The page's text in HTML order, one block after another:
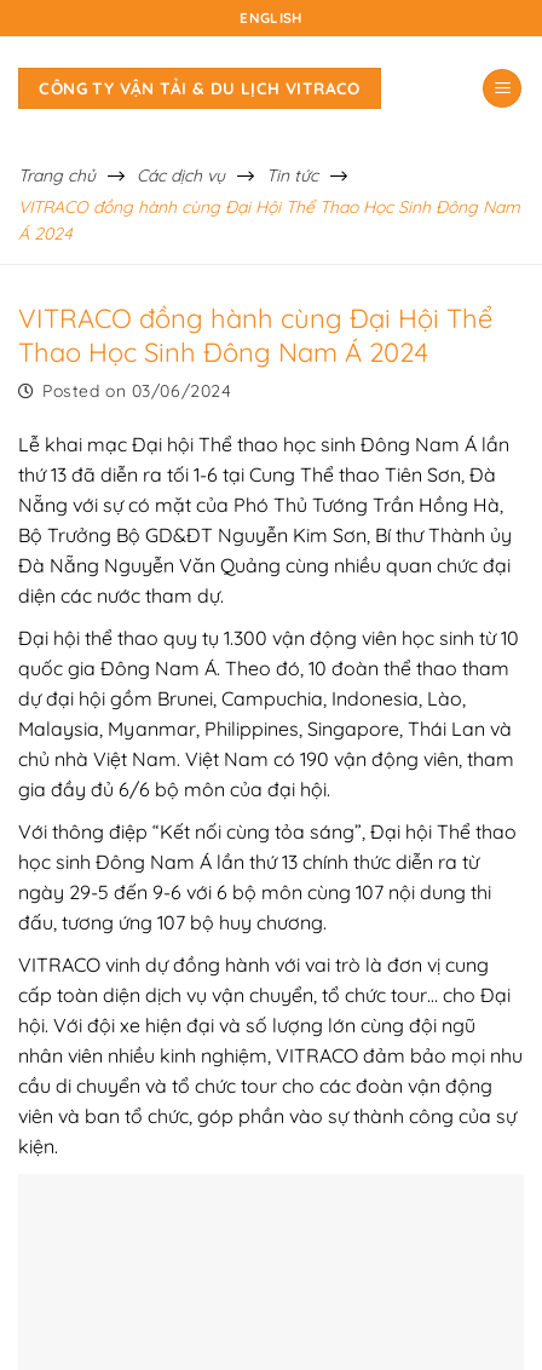
content
ENGLISH
CÔNG TY VẬN TẢI & DU LỊCH VITRACO
Trang chủ Các dịch vụ
Tin tức
VITRACO đồng hành cùng Đại Hội Thể Thao Học Sinh Đông Nam
Á 2024
VITRACO đồng hành cùng Đại Hội Thể
Thao Học Sinh Đông Nam Á 2024
Posted on 03/06/2024
Lễ khai mạc Đại hội Thể thao học sinh Đông Nam Á lần
thứ 13 đã diễn ra tối 1-6 tại Cung Thể thao Tiên Sơn, Đà
Nẵng với sự có mặt của Phó Thủ Tướng Trần Hồng Hà,
Bộ Trưởng Bộ GD&ĐT Nguyễn Kim Sơn, Bí thư Thành ủy
Đà Nẵng Nguyễn Văn Quảng cùng nhiều quan chức đại
diện các nước tham dự.
Đại hội thể thao quy tụ 1.300 vận động viên học sinh từ 10
quốc gia Đông Nam Á. Theo đó, 10 đoàn thể thao tham
dự đại hội gồm Brunei, Campuchia, Indonesia, Lào,
Malaysia, Myanmar, Philippines, Singapore, Thái Lan và
chủ nhà Việt Nam. Việt Nam có 190 vận động viên, tham
gia đầy đủ 6/6 bộ môn của đại hội.
Với thông điệp “Kết nối cùng tỏa sáng”, Đại hội Thể thao
học sinh Đông Nam Á lần thứ 13 chính thức diễn ra từ
ngày 29-5 đến 9-6 với 6 bộ môn cùng 107 nội dung thi
đấu, tương ứng 107 bộ huy chương.
VITRACO vinh dự đồng hành với vai trò là đơn vị cung
cấp toàn diện dịch vụ vận chuyển, tổ chức tour… cho Đại
hội. Với đội xe hiện đại và số lượng lớn cùng đội ngũ
nhân viên nhiều kinh nghiệm, VITRACO đảm bảo mọi nhu
cầu di chuyển và tổ chức tour cho các đoàn vận động
viên và ban tổ chức, góp phần vào sự thành công của sự
kiện.